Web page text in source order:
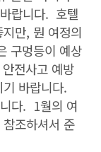
랍니다. 호텔
만, 뭔 여정의
구멍등이 예상
전사고 예방
바랍니다.
다. 1월의 여
조하셔서 준